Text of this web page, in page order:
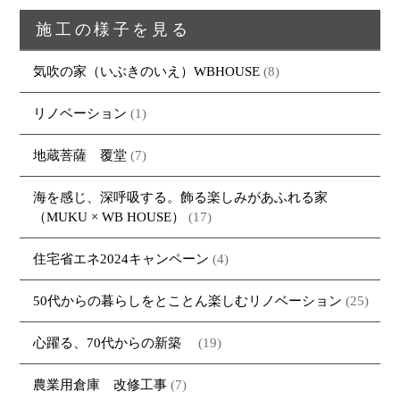
施工の様子を見る
気吹の家（いぶきのいえ）WBHOUSE (8)
リノベーション (1)
地蔵菩薩 覆堂 (7)
海を感じ、深呼吸する。飾る楽しみがあふれる家
（MUKU × WB HOUSE）
(17)
住宅省エネ2024キャンペーン (4)
50代からの暮らしをとことん楽しむリノベーション (25)
心躍る、70代からの新築 (19)
農業用倉庫 改修工事 (7)
トップページ
ブログ
大工紹介
会社案内
採用情報
お問い合わせ
・資料請求
商品紹介
・MUKU
・MARUTA
・CUSTOM
ORDER
・REFORM
家（施工事例一覧）
・MUKUの家一覧
・REFORMの家一覧
建物いろいろ